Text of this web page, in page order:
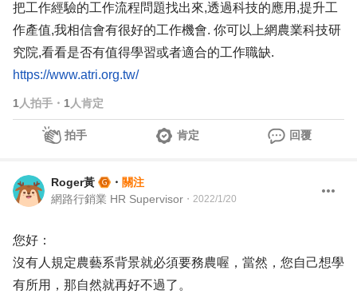
把工作經驗的工作流程問題找出來,透過科技的應用,提升工
作產值,我相信會有很好的工作機會. 你可以上網農業科技研
究院,看看是否有值得學習或者適合的工作職缺.
https://www.atri.org.tw/
1 人拍手 ・ 1 人肯定
拍手 肯定 回覆
Roger黃 ・ 關注
網路行銷業 HR Supervisor ・ 2022/1/20
您好：
沒有人規定農藝系背景就必須要務農喔，當然，您自己想學
有所用，那自然就再好不過了。